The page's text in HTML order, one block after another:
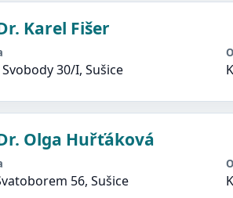
Karel Fišer
30/I, Sušice
Olga Huřťáková
56, Sušice